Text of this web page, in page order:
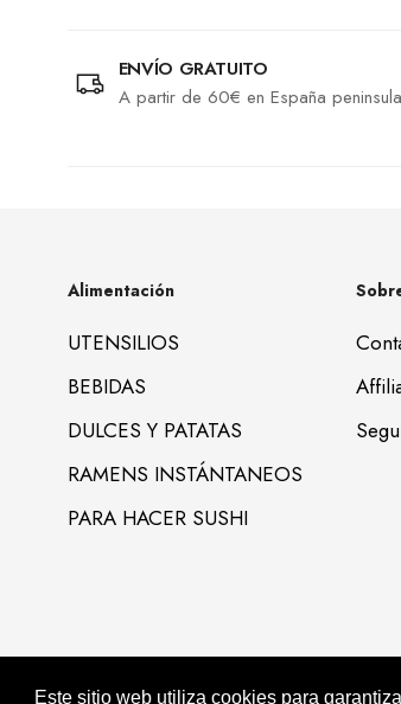
Este sitio web utiliza cookies para
ENVÍO GRATUITO
A partir de 60€ en España
Alimentación
UTENSILIOS
BEBIDAS
DULCES Y PATATAS
RAMENS INSTÁNTANEOS
PARA HACER SUSHI
Alimentación Asiatica KIMJIA © 2022. All Rights